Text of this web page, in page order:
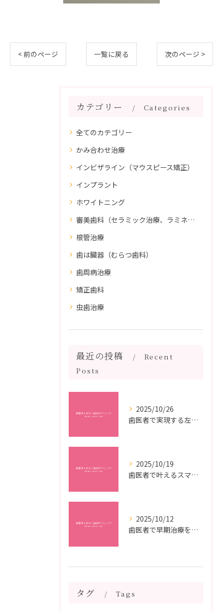
< 前のページ 一覧に戻る 次のページ >
カテゴリー Categories
全てのカテゴリー
かみ合わせ治療
インビザライン（マウスピース矯正）
インプラント
ホワイトニング
審美歯科（セラミック治療、ラミネートべニア、ダイレクトボンディング）
根管治療
歯は臓器（むらつ歯科）
歯周病治療
矯正歯科
虫歯治療
最近の投稿
Recent
Posts
2025/10/26
歯医者で実現する左右対称治療のポイントと矯正治療選びの疑問解決ガイド
2025/10/19
歯医者で叶えるスマイルメイクオーバーなら福岡県福岡市博多区博多駅前の最新矯正治療解説
2025/10/12
歯医者で早期治療を受けるメリットと虫歯悪化を防ぐ最短ステップ
タグ Tags